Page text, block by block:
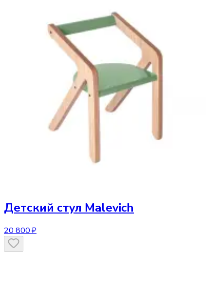
Детский стул Malevich
20 800 ₽